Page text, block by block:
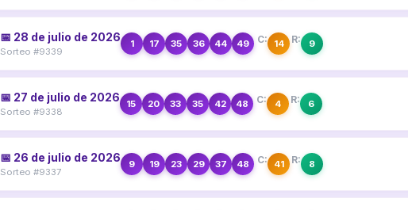
📅 28 de julio de 2026
Sorteo #9339
1 17 35 36 44 49 C: 14 R: 9
📅 27 de julio de 2026
Sorteo #9338
15 20 33 35 42 48 C: 4 R: 6
📅 26 de julio de 2026
Sorteo #9337
9 19 23 29 37 48 C: 41 R: 8